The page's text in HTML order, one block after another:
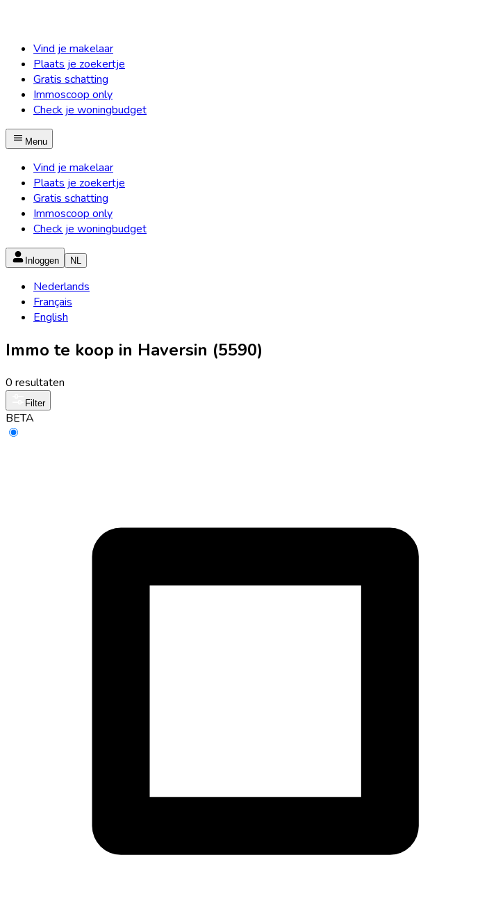
Vind je makelaar
Plaats je zoekertje
Gratis schatting
Immoscoop only
Check je woningbudget
Menu
Vind je makelaar
Plaats je zoekertje
Gratis schatting
Immoscoop only
Check je woningbudget
Inloggen NL
Nederlands
Français
English
Immo te koop in Haversin (5590)
0 resultaten
Filter
BETA